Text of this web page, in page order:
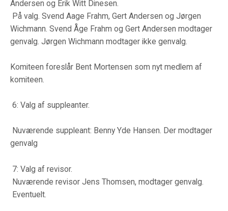
Andersen og Erik Witt Dinesen.
På valg. Svend Aage Frahm, Gert Andersen og Jørgen
Wichmann. Svend Åge Frahm og Gert Andersen modtager
genvalg. Jørgen Wichmann modtager ikke genvalg.
Komiteen foreslår Bent Mortensen som nyt medlem af
komiteen.
6: Valg af suppleanter.
Nuværende suppleant: Benny Yde Hansen. Der modtager
genvalg
7: Valg af revisor.
Nuværende revisor Jens Thomsen, modtager genvalg.
Eventuelt.